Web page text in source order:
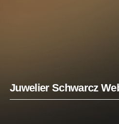
Juwelier Schwarcz